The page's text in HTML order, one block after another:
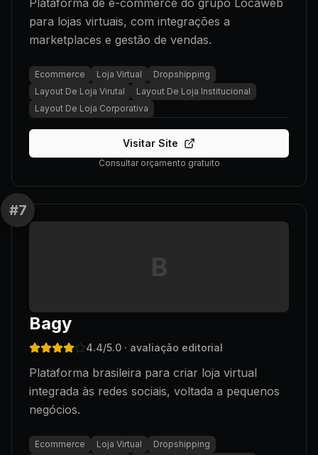
Plataforma de e-commerce do grupo Locaweb
para lojas virtuais, com integrações a
marketplaces e gestão de vendas.
Ecommerce Loja Virtual
Dropshipping
Layout De Loja Virutal
Layout De Loja Institucional
Layout De Loja Corporativa
Visitar Site
Consultar orçamento gratuito
#7
B
Bagy
4.4/5.0 · avaliação editorial
Plataforma brasileira para criar loja virtual
integrada às redes sociais, voltada a pequenos
negócios.
Ecommerce Loja Virtual
Dropshipping